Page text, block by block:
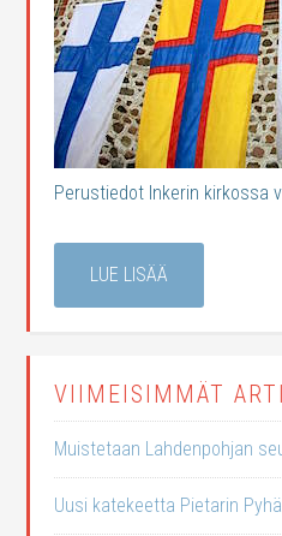
Perustiedot Inkerin kirkossa
LUE LISÄÄ
VIIMEISIMMÄT
Muistetaan Lahdenpohjan
Uusi katekeetta Pietarin